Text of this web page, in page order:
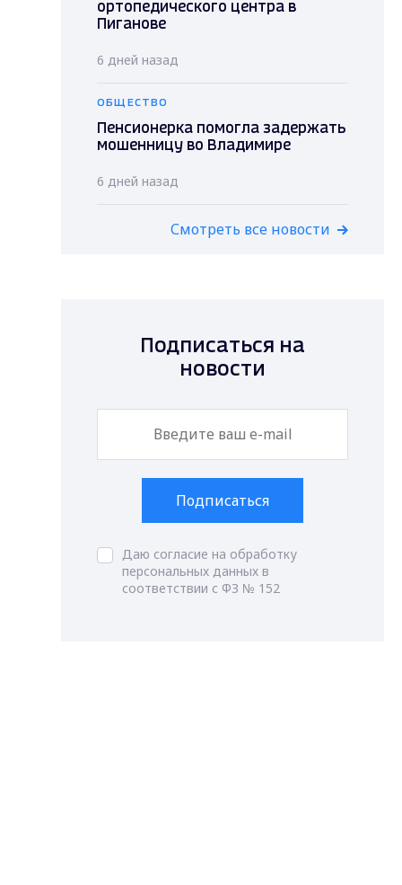
ортопедического центра в
Пиганове
6 дней назад
ОБЩЕСТВО
Пенсионерка помогла задержать
мошенницу во Владимире
6 дней назад
Смотреть все новости
Подписаться на
новости
Подписаться
Даю согласие на обработку
персональных данных в
соответствии с ФЗ № 152